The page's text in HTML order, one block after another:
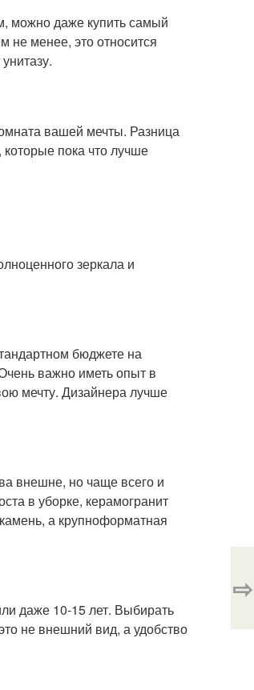
можно даже купить самый
не менее, это относится
вашей мечты. Разница
пока что лучше
зеркала и
бюджете на
важно иметь опыт в
мечту. Дизайнера лучше
внешне, но чаще всего и
в уборке, керамогранит
а крупноформатная
даже 10-15 лет. Выбирать
не внешний вид, а удобство
⇨